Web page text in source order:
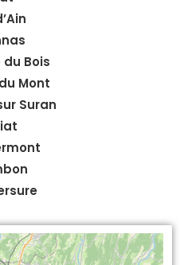
du Bois
Mont
Suran